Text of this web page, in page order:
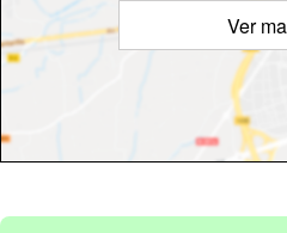
Ver